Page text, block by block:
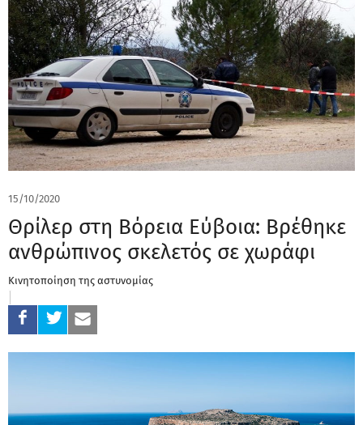
15/10/2020
Θρίλερ στη Βόρεια Εύβοια: Βρέθηκε
ανθρώπινος σκελετός σε χωράφι
Κινητοποίηση της αστυνομίας